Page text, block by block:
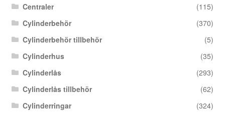
Centraler
(115)
Cylinderbehör
(370)
Cylinderbehör tillbehör
(5)
Cylinderhus
(35)
Cylinderlås
(293)
Cylinderlås tillbehör
(62)
Cylinderringar
(324)